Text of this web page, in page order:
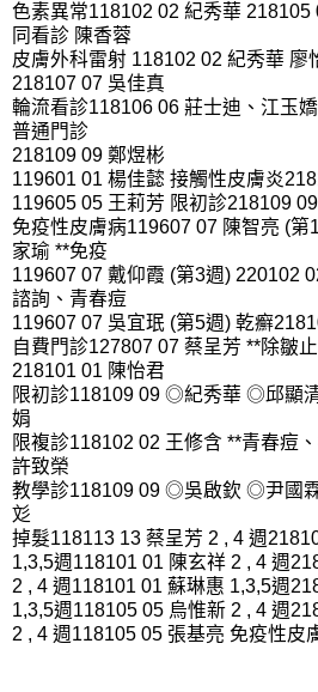
色素異常118102 02 紀秀華 218105
同看診 陳香蓉
皮膚外科雷射 118102 02 紀秀華 廖
218107 07 吳佳真
輪流看診118106 06 莊士迪、江玉嬌
普通門診
218109 09 鄭煜彬
119601 01 楊佳懿 接觸性皮膚炎
119605 05 王莉芳 限初診218109
免疫性皮膚病119607 07 陳智亮 (第
家瑜 **免疫
119607 07 戴仰霞 (第3週) 220102
諮詢、青春痘
119607 07 吳宜珉 (第5週) 乾癬
自費門診127807 07 蔡呈芳 **除皺
218101 01 陳怡君
限初診118109 09 ◎紀秀華 ◎邱顯
娟
限複診118102 02 王修含 **青春痘
許致榮
教學診118109 09 ◎吳啟欽 ◎尹國
彣
掉髮118113 13 蔡呈芳 2 , 4 週
1,3,5週118101 01 陳玄祥 2 , 4 週
2 , 4 週118101 01 蘇琳惠 1,3,5週
1,3,5週118105 05 烏惟新 2 , 4 週
2 , 4 週118105 05 張基亮 免疫性皮